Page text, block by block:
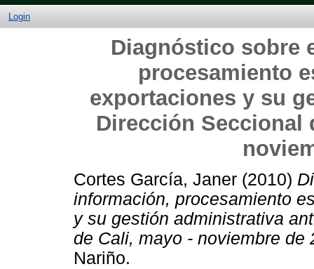
Login
Diagnóstico sobre
procesamiento
exportaciones y su
Dirección Seccional
Cortes García, Janer (2010)
información, procesamiento
y su gestión administrativa
de Cali, mayo - noviembre de
Nariño.